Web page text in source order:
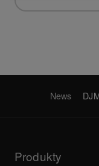
News
Produkty